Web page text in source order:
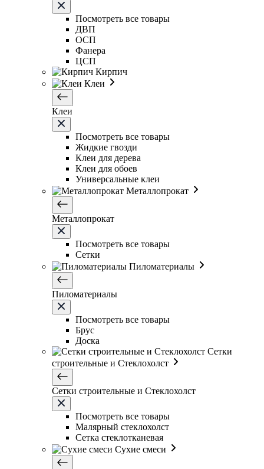
Посмотреть все товары
ДВП
ОСП
Фанера
ЦСП
Кирпич
Клеи
Клеи
Посмотреть все товары
Жидкие гвозди
Клеи для дерева
Клеи для обоев
Универсальные клеи
Металлопрокат
Металлопрокат
Посмотреть все товары
Сетки
Пиломатериалы
Пиломатериалы
Посмотреть все товары
Брус
Доска
Сетки
строительные и Стеклохолст
Сетки строительные и Стеклохолст
Посмотреть все товары
Малярный стеклохолст
Сетка стеклотканевая
Сухие смеси